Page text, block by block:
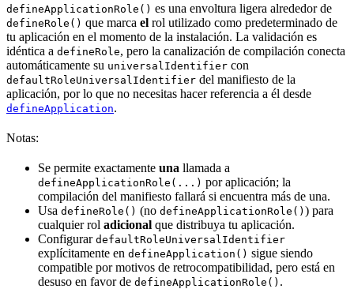
defineApplicationRole() es una envoltura ligera alrededor de
defineRole() que marca el rol utilizado como predeterminado de
tu aplicación en el momento de la instalación. La validación es
idéntica a defineRole, pero la canalización de compilación conecta
automáticamente su universalIdentifier con
defaultRoleUniversalIdentifier del manifiesto de la
aplicación, por lo que no necesitas hacer referencia a él desde
defineApplication.
Notas:
Se permite exactamente una llamada a
defineApplicationRole(...) por aplicación; la
compilación del manifiesto fallará si encuentra más de una.
Usa defineRole() (no defineApplicationRole() ) para
cualquier rol adicional que distribuya tu aplicación.
Configurar defaultRoleUniversalIdentifier
explícitamente en defineApplication() sigue siendo
compatible por motivos de retrocompatibilidad, pero está en
desuso en favor de defineApplicationRole() .